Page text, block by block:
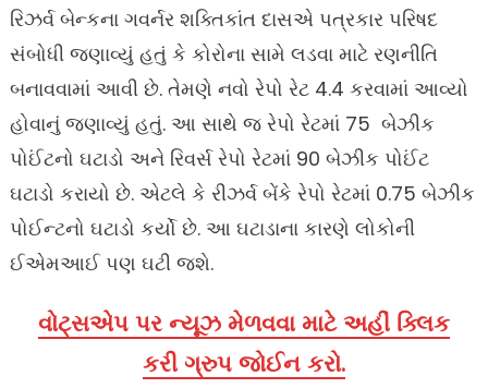
રિઝર્વ બેન્કના ગવર્નર શક્તિકાંત દાસએ પત્રકાર પરિષદ
સંબોધી જણાવ્યું હતું કે કોરોના સામે લડવા માટે રણનીતિ
બનાવવામાં આવી છે. તેમણે નવો રેપો રેટ 4.4 કરવામાં આવ્યો
હોવાનું જણાવ્યું હતું. આ સાથે જ રેપો રેટમાં 75 બેઝીક
પોઈંટનો ઘટાડો અને રિવર્સ રેપો રેટમાં 90 બેઝીક પોઈંટ
ઘટાડો કરાયો છે. એટલે કે રીઝર્વ બેંકે રેપો રેટમાં 0.75 બેઝીક
પોઈન્ટનો ઘટાડો કર્યો છે. આ ઘટાડાના કારણે લોકોની
ઈએમઆઈ પણ ઘટી જશે.
વોટ્સએપ પર ન્યૂઝ મેળવવા માટે અહીં ક્લિક
કરી ગ્રુપ જોઈન કરો.